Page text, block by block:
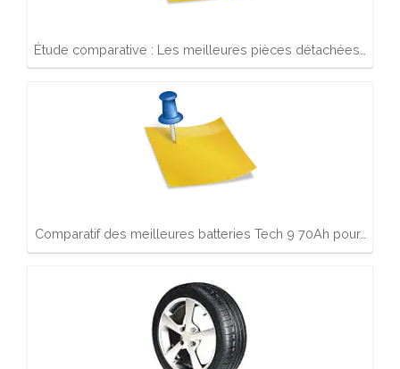
Étude comparative : Les meilleures pièces détachées…
Comparatif des meilleures batteries Tech 9 70Ah pour…